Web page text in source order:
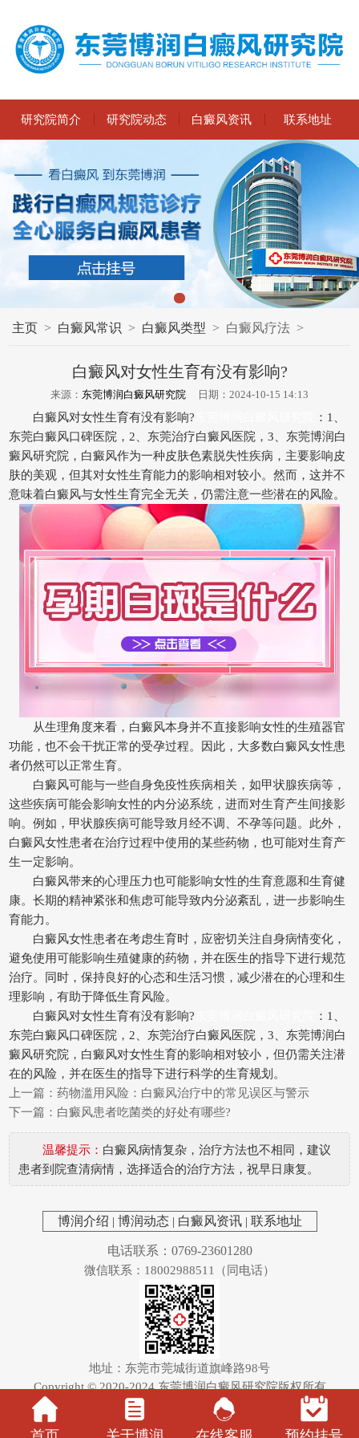
研究院简介 研究院动态 白癜风资讯 联系地址
主页 > 白癜风常识 > 白癜风类型 > 白癜风疗法 >
白癜风对女性生育有没有影响?
来源： 东莞博润白癜风研究院 日期：2024-10-15 14:13
白癜风对女性生育有没有影响?
：1、
东莞白癜风口碑医院，2、东莞治疗白癜风医院，3、东莞博润白
癜风研究院，白癜风作为一种皮肤色素脱失性疾病，主要影响皮
肤的美观，但其对女性生育能力的影响相对较小。然而，这并不
意味着白癜风与女性生育完全无关，仍需注意一些潜在的风险。
从生理角度来看，白癜风本身并不直接影响女性的生殖器官
功能，也不会干扰正常的受孕过程。因此，大多数白癜风女性患
者仍然可以正常生育。
白癜风可能与一些自身免疫性疾病相关，如甲状腺疾病等，
这些疾病可能会影响女性的内分泌系统，进而对生育产生间接影
响。例如，甲状腺疾病可能导致月经不调、不孕等问题。此外，
白癜风女性患者在治疗过程中使用的某些药物，也可能对生育产
生一定影响。
白癜风带来的心理压力也可能影响女性的生育意愿和生育健
康。长期的精神紧张和焦虑可能导致内分泌紊乱，进一步影响生
育能力。
白癜风女性患者在考虑生育时，应密切关注自身病情变化，
避免使用可能影响生殖健康的药物，并在医生的指导下进行规范
治疗。同时，保持良好的心态和生活习惯，减少潜在的心理和生
理影响，有助于降低生育风险。
白癜风对女性生育有没有影响?
：1、
东莞白癜风口碑医院，2、东莞治疗白癜风医院，3、东莞博润白
癜风研究院，白癜风对女性生育的影响相对较小，但仍需关注潜
在的风险，并在医生的指导下进行科学的生育规划。
上一篇： 药物滥用风险：白癜风治疗中的常见误区与警示
下一篇： 白癜风患者吃菌类的好处有哪些?
温馨提示： 白癜风病情复杂，治疗方法也不相同，建议
患者到院查清病情，选择适合的治疗方法，祝早日康复。
博润介绍 | 博润动态| 白癜风资讯| 联系地址
电话联系：0769-23601280
微信联系：18002988511（同电话）
地址：东莞市莞城街道旗峰路98号
Copyright © 2020-2024东莞博润白癜风研究院版权所有